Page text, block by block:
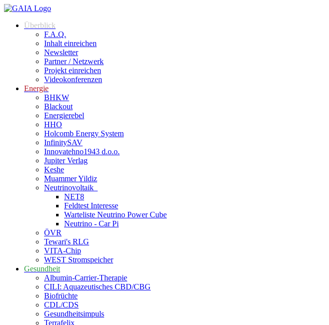
Überblick
F.A.Q.
Inhalt einreichen
Newsletter
Partner / Netzwerk
Projekt einreichen
Videokonferenzen
Energie
BHKW
Blackout
Energierebel
HHO
Holcomb Energy System
InfinitySAV
Innovatehno1943 d.o.o.
Jupiter Verlag
Keshe
Muammer Yildiz
Neutrinovoltaik
NET8
Feldtest Interesse
Warteliste Neutrino Power Cube
Neutrino - Car Pi
ÖVR
Tewari's RLG
VITA-Chip
WEST Stromspeicher
Gesundheit
Albumin-Carrier-Therapie
CILI: Aquazeutisches CBD/CBG
Biofrüchte
CDL/CDS
Gesundheitsimpuls
Terrafelix